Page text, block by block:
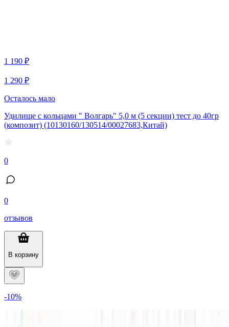
1 190 ₽
1 290 ₽
Осталось мало
Удилище с кольцами " Волгарь" 5,0 м (5 секции) тест до 40гр
(композит) (10130160/130514/00027683,Китай)
0
0
отзывов
В корзину
-10%